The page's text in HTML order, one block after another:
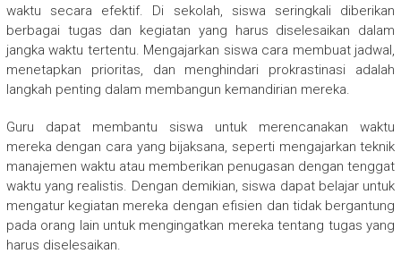
waktu secara efektif. Di sekolah, siswa seringkali diberikan
berbagai tugas dan kegiatan yang harus diselesaikan dalam
jangka waktu tertentu. Mengajarkan siswa cara membuat jadwal,
menetapkan prioritas, dan menghindari prokrastinasi adalah
langkah penting dalam membangun kemandirian mereka.
Guru dapat membantu siswa untuk merencanakan waktu
mereka dengan cara yang bijaksana, seperti mengajarkan teknik
manajemen waktu atau memberikan penugasan dengan tenggat
waktu yang realistis. Dengan demikian, siswa dapat belajar untuk
mengatur kegiatan mereka dengan efisien dan tidak bergantung
pada orang lain untuk mengingatkan mereka tentang tugas yang
harus diselesaikan.